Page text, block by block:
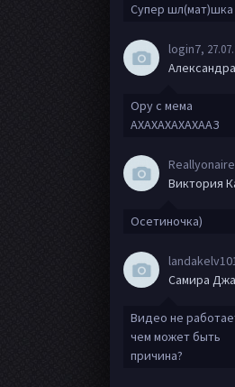
Супер шл(мат)шка
login7,
Ору с мема
АХАХАХАХАХААЗ
Reallyonaire
Осетиночка)
Видео не
чем может быть
причина?